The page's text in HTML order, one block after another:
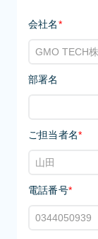
会社名*
部署名
ご担当者名*
電話番号*